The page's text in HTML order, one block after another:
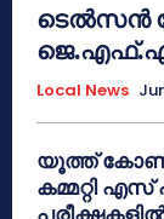
ടെൽസൻ
Local News
യൂത്ത്
കമ്മറ്റി